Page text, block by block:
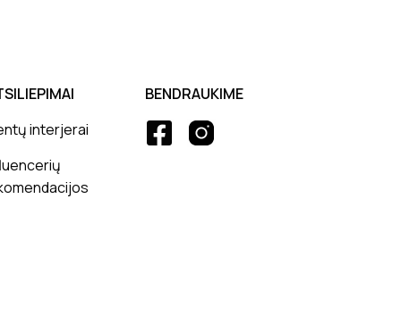
interjerai
BENDRAUKIME